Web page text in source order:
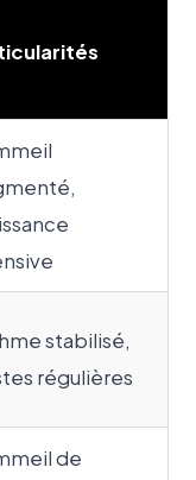
stabilisé,
régulières
de